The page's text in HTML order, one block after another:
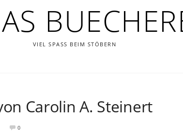
VIEL SPASS BEIM STÖBERN
Carolin A. Steinert
0